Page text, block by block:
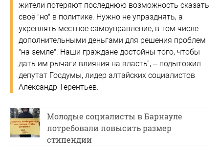
жители потеряют последнюю возможность сказать
своё "но" в политике. Нужно не упразднять, а
укреплять местное самоуправление, в том числе
дополнительными деньгами для решения проблем
"на земле". Наши граждане достойны того, чтобы
дать им рычаги влияния на власть", – подытожил
депутат Госдумы, лидер алтайских социалистов
Александр Терентьев.
Молодые социалисты в Барнауле
потребовали повысить размер
стипендии